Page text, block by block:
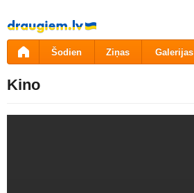
Pāriet
uz
saturu
Šodien Ziņas Galerijas
Kino